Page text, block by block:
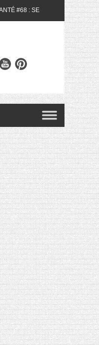
#68 : SE
MAI 2024 FEAT.
PREP &
LITTLE &
2024
#67 : L’AVIS
LA VIE DES
LITTLE &
FÉVRIER ET
IDÉES